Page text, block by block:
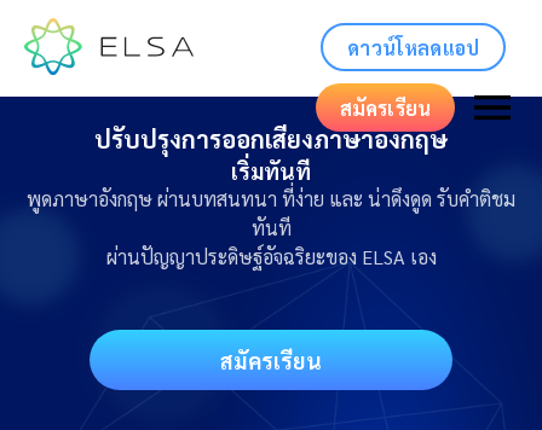
ดาวน์โหลดแอป
สมัครเรียน
ปรับปรุงการออกเสียงภาษาอังกฤษ
เริ่มทันที
พูดภาษาอังกฤษ ผ่านบทสนทนา ที่ง่าย และ น่าดึงดูด รับคำติชม
ทันที
ผ่านปัญญาประดิษฐ์อัจฉริยะของ ELSA เอง
สมัครเรียน